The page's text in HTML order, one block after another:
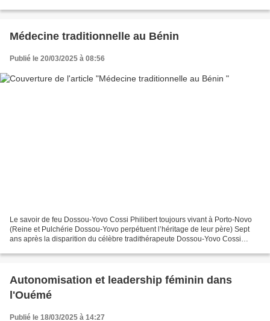
Médecine traditionnelle au Bénin
Publié le 20/03/2025 à 08:56
Le savoir de feu Dossou-Yovo Cossi Philibert toujours vivant à Porto-Novo
(Reine et Pulchérie Dossou-Yovo perpétuent l’héritage de leur père) Sept
ans après la disparition du célèbre tradithérapeute Dossou-Yovo Cossi
Autonomisation et leadership féminin dans
l'Ouémé
Publié le 18/03/2025 à 14:27